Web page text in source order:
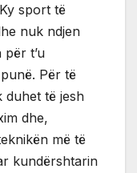
sport të
nuk ndjen
për t’u
Për të
duhet të jesh
dhe,
më të
kundërshtarin